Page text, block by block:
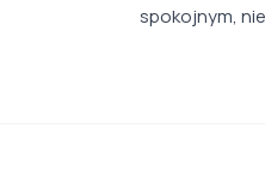
spokojnym,